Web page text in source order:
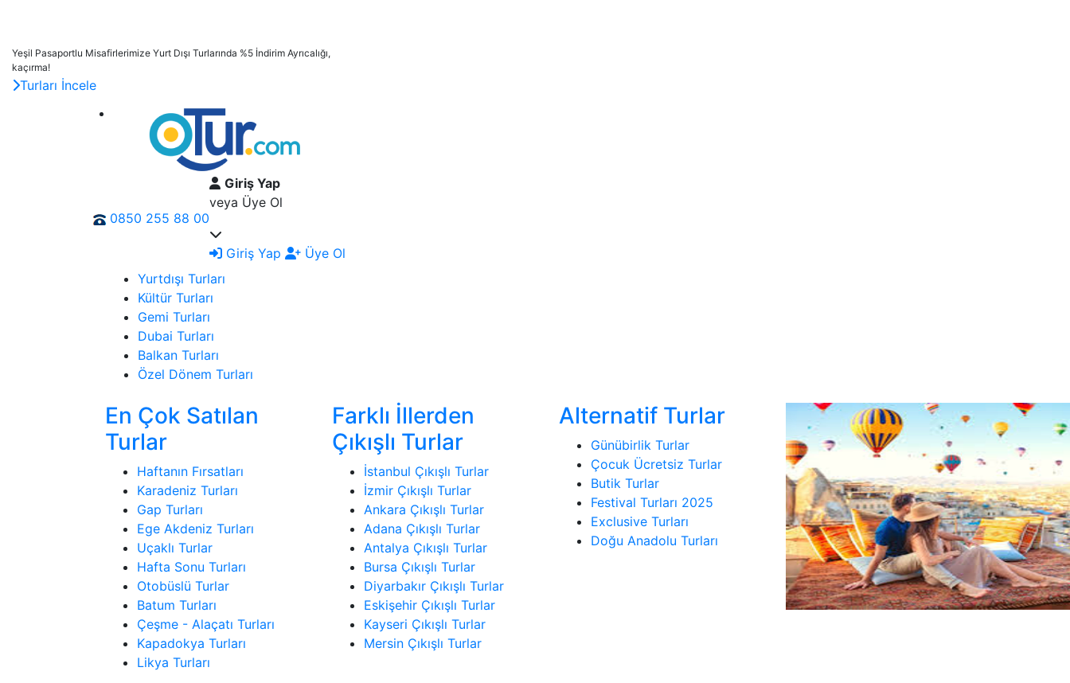
Yeşil Pasaportlu Misafirlerimize Yurt Dışı Turlarında %5 İndirim Ayrıcalığı,
kaçırma!
Turları İncele
0850 255 88 00
Giriş Yap
veya Üye Ol
Giriş Yap
Üye Ol
Yurtdışı Turları
Kültür Turları
Gemi Turları
Dubai Turları
Balkan Turları
Özel Dönem Turları
En Çok Satılan
Turlar
Haftanın Fırsatları
Karadeniz Turları
Gap Turları
Ege Akdeniz Turları
Uçaklı Turlar
Hafta Sonu Turları
Otobüslü Turlar
Batum Turları
Çeşme - Alaçatı Turları
Kapadokya Turları
Likya Turları
Farklı İllerden
Çıkışlı Turlar
İstanbul Çıkışlı Turlar
İzmir Çıkışlı Turlar
Ankara Çıkışlı Turlar
Adana Çıkışlı Turlar
Antalya Çıkışlı Turlar
Bursa Çıkışlı Turlar
Diyarbakır Çıkışlı Turlar
Eskişehir Çıkışlı Turlar
Kayseri Çıkışlı Turlar
Mersin Çıkışlı Turlar
Alternatif Turlar
Günübirlik Turlar
Çocuk Ücretsiz Turlar
Butik Turlar
Festival Turları 2025
Exclusive Turları
Doğu Anadolu Turları